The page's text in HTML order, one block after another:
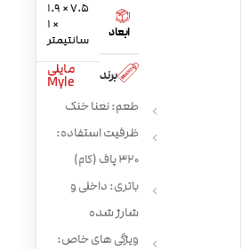
ابعاد
7.5 × 1.9
× 1
سانتیمتر
برند مایلی
Myle
طعم: نعنا خنک
ظرفیت استفاده:
320 پاف (کام)
باتری: داخلی و
شارژ شده
ویژگی های خاص: